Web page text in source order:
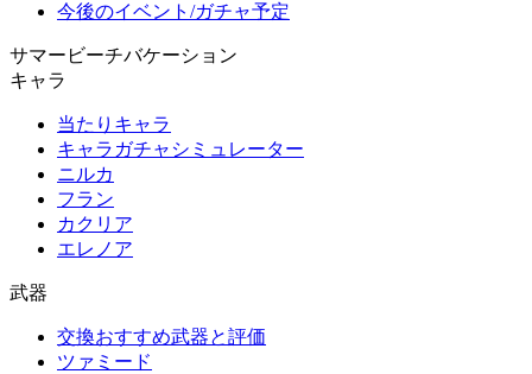
今後のイベント/ガチャ予定
サマービーチバケーション
キャラ
当たりキャラ
キャラガチャシミュレーター
ニルカ
フラン
カクリア
エレノア
武器
交換おすすめ武器と評価
ツァミード